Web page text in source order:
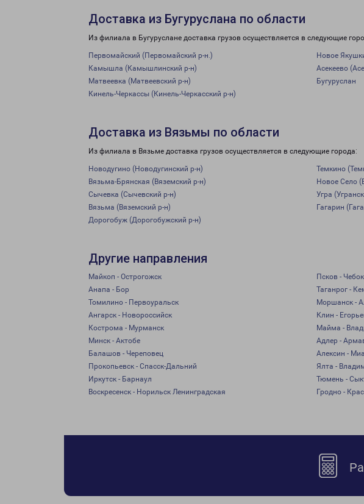
Доставка из Бугуруслана по области
Из филиала в Бугуруслане доставка грузов осуществляется в следующие
Первомайский (Первомайский р-н.) Новое
Камышла (Камышлинский р-н)
Асекеево
Матвеевка (Матвеевский р-н)
Бугуруслан
Кинель-Черкассы (Кинель-Черкасский р-н)
Доставка из Вязьмы по области
Из филиала в Вязьме доставка грузов осуществляется в следующие города:
Новодугино (Новодугинский р-н) Темкино
Вязьма-Брянская (Вяземский р-н)
Новое Село
Сычевка (Сычевский р-н)
Угра
Вязьма (Вяземский р-н)
Гагарин
Дорогобуж (Дорогобужский р-н)
Другие направления
Майкоп - Острогожск Псков -
Анапа - Бор
Таганрог -
Томилино - Первоуральск
Моршанск -
Ангарск - Новороссийск
Клин -
Кострома - Мурманск
Майма -
Минск - Актобе
Адлер -
Балашов - Череповец
Алексин -
Прокопьевск - Спасск-Дальний
Ялта -
Иркутск - Барнаул
Тюмень -
Воскресенск - Норильск Ленинградская
Гродно -